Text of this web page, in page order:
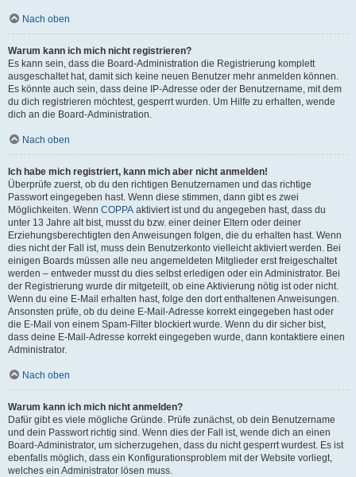
Nach oben
Warum kann ich mich nicht registrieren?
Es kann sein, dass die Board-Administration die Registrierung komplett
ausgeschaltet hat, damit sich keine neuen Benutzer mehr anmelden können.
Es könnte auch sein, dass deine IP-Adresse oder der Benutzername, mit dem
du dich registrieren möchtest, gesperrt wurden. Um Hilfe zu erhalten, wende
dich an die Board-Administration.
Nach oben
Ich habe mich registriert, kann mich aber nicht anmelden!
Überprüfe zuerst, ob du den richtigen Benutzernamen und das richtige
Passwort eingegeben hast. Wenn diese stimmen, dann gibt es zwei
Möglichkeiten. Wenn COPPA aktiviert ist und du angegeben hast, dass du
unter 13 Jahre alt bist, musst du bzw. einer deiner Eltern oder deiner
Erziehungsberechtigten den Anweisungen folgen, die du erhalten hast. Wenn
dies nicht der Fall ist, muss dein Benutzerkonto vielleicht aktiviert werden. Bei
einigen Boards müssen alle neu angemeldeten Mitglieder erst freigeschaltet
werden – entweder musst du dies selbst erledigen oder ein Administrator. Bei
der Registrierung wurde dir mitgeteilt, ob eine Aktivierung nötig ist oder nicht.
Wenn du eine E-Mail erhalten hast, folge den dort enthaltenen Anweisungen.
Ansonsten prüfe, ob du deine E-Mail-Adresse korrekt eingegeben hast oder
die E-Mail von einem Spam-Filter blockiert wurde. Wenn du dir sicher bist,
dass deine E-Mail-Adresse korrekt eingegeben wurde, dann kontaktiere einen
Administrator.
Nach oben
Warum kann ich mich nicht anmelden?
Dafür gibt es viele mögliche Gründe. Prüfe zunächst, ob dein Benutzername
und dein Passwort richtig sind. Wenn dies der Fall ist, wende dich an einen
Board-Administrator, um sicherzugehen, dass du nicht gesperrt wurdest. Es ist
ebenfalls möglich, dass ein Konfigurationsproblem mit der Website vorliegt,
welches ein Administrator lösen muss.